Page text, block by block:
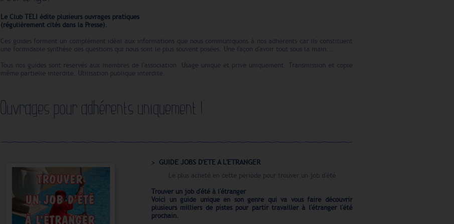
Le Club TELI édite plusieurs ouvrages pratiques
(régulièrement cités dans la Presse).
Ces guides forment un complément idéal aux informations que nous communiquons à nos adhérents car ils constituent
une formidable synthèse des questions qui nous sont le plus souvent posées. Une façon d'avoir tout sous la main...
Tous nos guides sont réservés aux membres de l'association. Usage unique et privé uniquement. Transmission et copie
même partielle interdite. Utilisation publique interdite.
Ouvrages pour adhérents uniquement !
GUIDE JOBS D'ETE A L'ETRANGER
Le plus acheté en cette période pour trouver un job d'été
Trouver un job d'été à l'étranger
Voici un guide unique en son genre qui va vous faire découvrir
plusieurs milliers de pistes pour partir travailler à l'étranger l'été
prochain.